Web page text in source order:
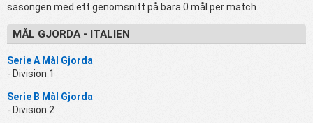
säsongen med ett genomsnitt på bara 0 mål per match.
MÅL GJORDA - ITALIEN
Serie A Mål Gjorda
- Division 1
Serie B Mål Gjorda
- Division 2